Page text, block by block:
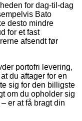
for dag-til-dag
Bato
desto mindre
for et fast
afsendt før
portofri levering,
du aftager for en
sig for den billigste
om du opholder sig
er at få bragt din